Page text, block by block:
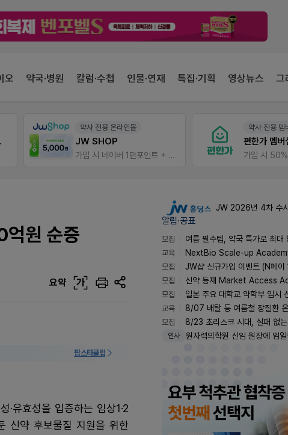
오 약국·병원 칼럼·수첩 인물·연재 특집·기획 영상뉴스 그
핀!
약사 전용 온라인몰
JW SHOP
가입 시 네이버 1만포인트 + 스벅쿠폰
약사 전용 멤
편한가 멤버
원 순증
요약 가
팜스타클럽
·유효성을 입증하는 임상1·2
신약 후보물질 지원을 위한
JW 2026년 4차 수
알림·공표
모집
여름 필수템, 약국 특가로 최
교육
NextBio Scale-up
모집
JW샵 신규가입 이벤트 (N페이
모집
신약 등재 Market Access
모집
일본 주요 대학교 약학부 입시
교육
8/07 배탈 등 여름철 장질환
모집
8/23 초리스크 시대, 실패 없
인사 원자력의학원 신임 원장에 임